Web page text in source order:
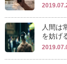
人間は
を妨げ